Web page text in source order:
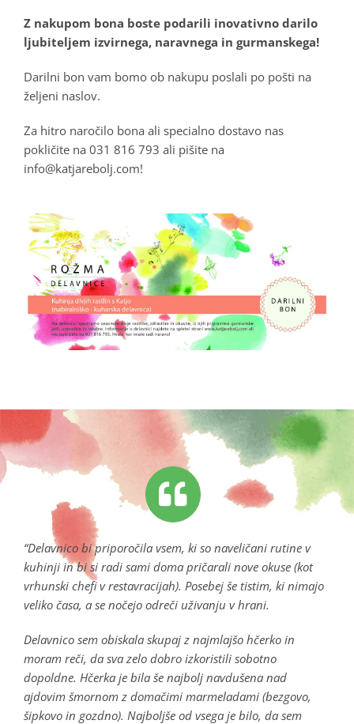
Z nakupom bona boste podarili inovativno darilo
ljubiteljem izvirnega, naravnega in gurmanskega!
Darilni bon vam bomo ob nakupu poslali po pošti na
željeni naslov.
Za hitro naročilo bona ali specialno dostavo nas
pokličite na 031 816 793 ali pišite na
info@katjarebolj.com!
“Delavnico bi priporočila vsem, ki so naveličani rutine v
kuhinji in bi si radi sami doma pričarali nove okuse (kot
vrhunski chefi v restavracijah). Posebej še tistim, ki nimajo
veliko časa, a se nočejo odreči uživanju v hrani.
Delavnico sem obiskala skupaj z najmlajšo hčerko in
moram reči, da sva zelo dobro izkoristili sobotno
dopoldne. Hčerka je bila še najbolj navdušena nad
ajdovim šmornom z domačimi marmeladami (bezgovo,
šipkovo in gozdno). Najboljše od vsega je bilo, da sem